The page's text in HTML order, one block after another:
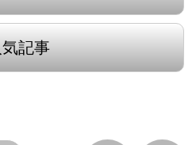
気記事